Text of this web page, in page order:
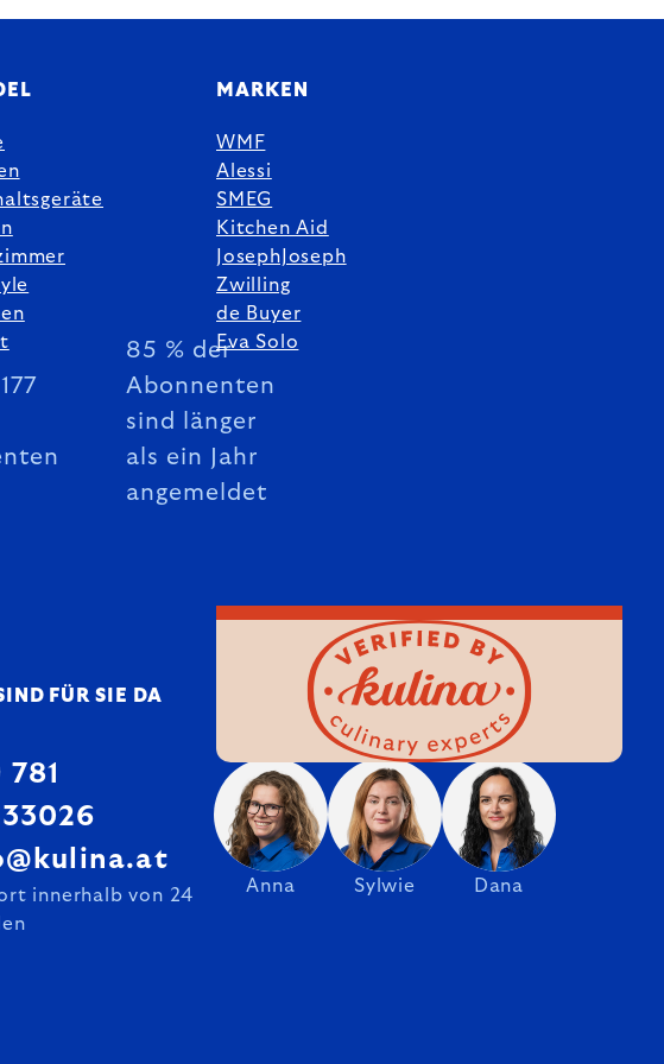
85 % der
Abonnenten
sind länger
als ein Jahr
angemeldet
MARKEN
WMF
Alessi
SMEG
Kitchen Aid
JosephJoseph
Zwilling
de Buyer
Eva Solo
FÜR SIE DA
Anna Sylwie Dana
innerhalb von 24